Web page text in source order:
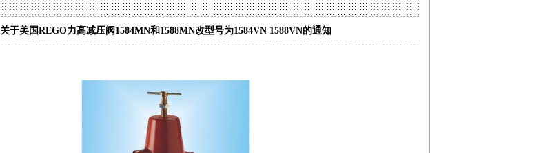
关于美国REGO力高减压阀1584MN和1588MN改型号为1584VN 1588VN的通知